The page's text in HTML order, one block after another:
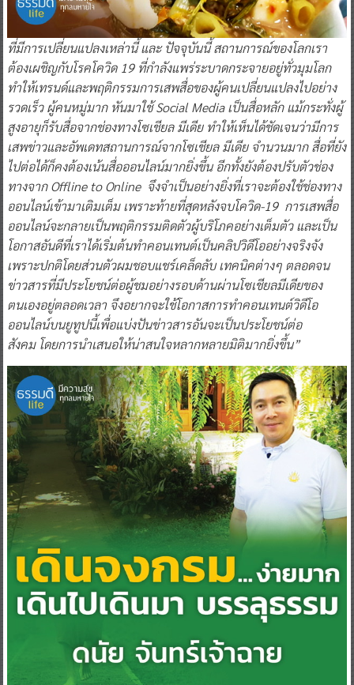
ที่มีการเปลี่ยนแปลงเหล่านี้ และ ปัจจุบันนี้ สถานการณ์ของโลกเรา
ต้องเผชิญกับโรคโควิด 19 ที่กำลังแพร่ระบาดกระจายอยู่ทั่วมุมโลก
ทำให้เทรนด์และพฤติกรรมการเสพสื่อของผู้คนเปลี่ยนแปลงไปอย่าง
รวดเร็ว ผู้คนหมู่มาก หันมาใช้ Social Media เป็นสื่อหลัก แม้กระทั่งผู้
สูงอายุก็รับสื่อจากช่องทางโซเชียล มีเดีย ทำให้เห็นได้ชัดเจนว่ามีการ
เสพข่าวและอัพเดทสถานการณ์จากโซเชียล มีเดีย จำนวนมาก สื่อที่ยัง
ไปต่อได้ก็คงต้องเน้นสื่อออนไลน์มากยิ่งขึ้น อีกทั้งยังต้องปรับตัวช่อง
ทางจาก Offline to Online จึงจำเป็นอย่างยิ่งที่เราจะต้องใช้ช่องทาง
ออนไลน์เข้ามาเติมเต็ม เพราะท้ายที่สุดหลังจบโควิด-19 การเสพสื่อ
ออนไลน์จะกลายเป็นพฤติกรรมติดตัวผู้บริโภคอย่างเต็มตัว และเป็น
โอกาสอันดีที่เราได้เริ่มต้นทำคอนเทนต์เป็นคลิปวิดีโออย่างจริงจัง
เพราะปกติโดยส่วนตัวผมชอบแชร์เคล็ดลับ เทคนิคต่างๆ ตลอดจน
ข่าวสารที่มีประโยชน์ต่อผู้ชมอย่างรอบด้านผ่านโซเชียลมีเดียของ
ตนเองอยู่ตลอดเวลา จึงอยากจะใช้โอกาสการทำคอนเทนต์วิดีโอ
ออนไลน์บนยูทูปนี้เพื่อแบ่งปันข่าวสารอันจะเป็นประโยชน์ต่อ
สังคม โดยการนำเสนอให้น่าสนใจหลากหลายมิติมากยิ่งขึ้น”